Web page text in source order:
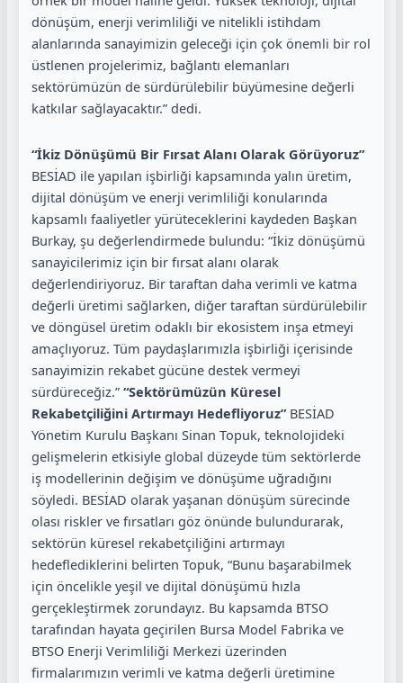
dönüşüm, enerji verimliliği ve nitelikli istihdam
alanlarında sanayimizin geleceği için çok önemli bir rol
üstlenen projelerimiz, bağlantı elemanları
sektörümüzün de sürdürülebilir büyümesine değerli
katkılar sağlayacaktır.” dedi.
“İkiz Dönüşümü Bir Fırsat Alanı Olarak Görüyoruz”
BESİAD ile yapılan işbirliği kapsamında yalın üretim,
dijital dönüşüm ve enerji verimliliği konularında
kapsamlı faaliyetler yürüteceklerini kaydeden Başkan
Burkay, şu değerlendirmede bulundu: “İkiz dönüşümü
sanayicilerimiz için bir fırsat alanı olarak
değerlendiriyoruz. Bir taraftan daha verimli ve katma
değerli üretimi sağlarken, diğer taraftan sürdürülebilir
ve döngüsel üretim odaklı bir ekosistem inşa etmeyi
amaçlıyoruz. Tüm paydaşlarımızla işbirliği içerisinde
sanayimizin rekabet gücüne destek vermeyi
sürdüreceğiz.” “Sektörümüzün Küresel
Rekabetçiliğini Artırmayı Hedefliyoruz”BESİAD
Yönetim Kurulu Başkanı Sinan Topuk, teknolojideki
gelişmelerin etkisiyle global düzeyde tüm sektörlerde
iş modellerinin değişim ve dönüşüme uğradığını
söyledi. BESİAD olarak yaşanan dönüşüm sürecinde
olası riskler ve fırsatları göz önünde bulundurarak,
sektörün küresel rekabetçiliğini artırmayı
hedeflediklerini belirten Topuk, “Bunu başarabilmek
için öncelikle yeşil ve dijital dönüşümü hızla
gerçekleştirmek zorundayız. Bu kapsamda BTSO
tarafından hayata geçirilen Bursa Model Fabrika ve
BTSO Enerji Verimliliği Merkezi üzerinden
firmalarımızın verimli ve katma değerli üretimine